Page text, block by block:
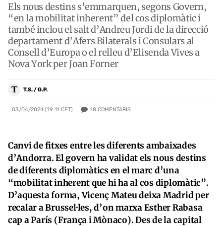
Els nous destins s’emmarquen, segons Govern,
“en la mobilitat inherent” del cos diplomàtic i
també inclou el salt d’Andreu Jordi de la direcció
departament d’Afers Bilaterals i Consulars al
Consell d’Europa o el relleu d’Elisenda Vives a
Nova York per Joan Forner
T T.S. / G.P.
03/04/2024 (19:11 CET) 18 COMENTARIS
Canvi de fitxes entre les diferents ambaixades
d’Andorra. El govern ha validat els nous destins
de diferents diplomàtics en el marc d’una
“mobilitat inherent que hi ha al cos diplomàtic”.
D’aquesta forma, Vicenç Mateu deixa Madrid per
recalar a Brussel·les, d’on marxa Esther Rabasa
cap a París (França i Mònaco). Des de la capital